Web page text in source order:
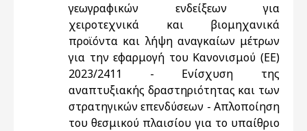
γεωγραφικών ενδείξεων για
χειροτεχνικά και βιομηχανικά
προϊόντα και λήψη αναγκαίων μέτρων
για την εφαρμογή του Κανονισμού (ΕΕ)
2023/2411 - Ενίσχυση της
αναπτυξιακής δραστηριότητας και των
στρατηγικών επενδύσεων - Απλοποίηση
του θεσμικού πλαισίου για το υπαίθριο